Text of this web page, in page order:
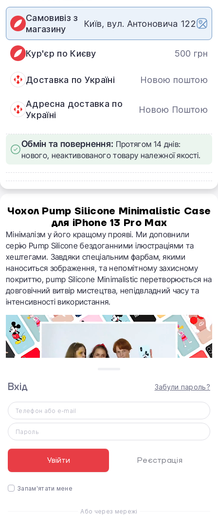
Самовивіз з
магазину
Київ, вул. Антоновича 122
Кур'єр по Києву 500 грн
Доставка по Україні Новою поштою
Адресна доставка по
Україні
Новою Поштою
Обмін та повернення: Протягом 14 днів:
нового, неактивованого товару належної якості.
Чохол Pump Silicone Minimalistic Case
для iPhone 13 Pro Max
Мінімалізм у його кращому прояві. Ми доповнили
серію Pump Silicone бездоганними ілюстраціями та
хештегами. Завдяки спеціальним фарбам, якими
наноситься зображення, та непомітному захисному
покриттю, pump Silicone Minimalistic перетворюється на
довговічний витвір мистецтва, непідвладний часу та
інтенсивності використання.
Смартфон давно став невід'ємною частиною
повсякденного життя сучасної людини. А чохол для
нього перестав виконувати лише захисну функцію.
Тепер він, як природне продовження смартфона та
Вхід Забули пароль?
Телефон або e-mail
Пароль
Увійти Реєстрація
Запам'ятати мене
Або через мережі